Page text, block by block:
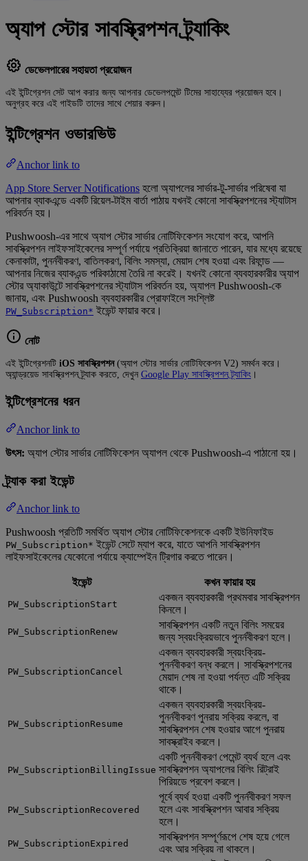
অ্যাপ স্টোর সাবস্ক্রিপশন ট্র্যাকিং
ডেভেলপারের সহায়তা প্রয়োজন
এই ইন্টিগ্রেশন সেট আপ করার জন্য আপনার ডেভেলপমেন্ট টিমের সাহায্যের প্রয়োজন হবে।
অনুগ্রহ করে এই গাইডটি তাদের সাথে শেয়ার করুন।
ইন্টিগ্রেশন ওভারভিউ
Anchor link to
App Store Server Notifications হলো অ্যাপলের সার্ভার-টু-সার্ভার পরিষেবা যা
আপনার ব্যাকএন্ডে একটি রিয়েল-টাইম বার্তা পাঠায় যখনই কোনো সাবস্ক্রিপশনের স্ট্যাটাস
পরিবর্তন হয়।
Pushwoosh-এর সাথে অ্যাপ স্টোর সার্ভার নোটিফিকেশন সংযোগ করে, আপনি
সাবস্ক্রিপশন লাইফসাইকেলের সম্পূর্ণ পর্যায়ে প্রতিক্রিয়া জানাতে পারেন, যার মধ্যে রয়েছে
কেনাকাটা, পুনর্নবীকরণ, বাতিলকরণ, বিলিং সমস্যা, মেয়াদ শেষ হওয়া এবং রিফান্ড —
আপনার নিজের ব্যাকএন্ড পরিকাঠামো তৈরি না করেই। যখনই কোনো ব্যবহারকারীর অ্যাপ
স্টোর অ্যাকাউন্টে সাবস্ক্রিপশনের স্ট্যাটাস পরিবর্তন হয়, অ্যাপল Pushwoosh-কে
জানায়, এবং Pushwoosh ব্যবহারকারীর প্রোফাইলে সংশ্লিষ্ট
PW_Subscription* ইভেন্ট ফায়ার করে।
নোট
এই ইন্টিগ্রেশনটি iOS সাবস্ক্রিপশন(অ্যাপ স্টোর সার্ভার নোটিফিকেশন V2) সমর্থন করে।
অ্যান্ড্রয়েড সাবস্ক্রিপশন ট্র্যাক করতে, দেখুন Google Play সাবস্ক্রিপশন ট্র্যাকিং ।
ইন্টিগ্রেশনের ধরন
Anchor link to
উৎস: অ্যাপ স্টোর সার্ভার নোটিফিকেশন অ্যাপল থেকে Pushwoosh-এ পাঠানো হয়।
ট্র্যাক করা ইভেন্ট
Anchor link to
Pushwoosh প্রতিটি সমর্থিত অ্যাপ স্টোর নোটিফিকেশনকে একটি ইউনিফাইড
PW_Subscription* ইভেন্ট সেটে ম্যাপ করে, যাতে আপনি সাবস্ক্রিপশন
লাইফসাইকেলের যেকোনো পর্যায়ে ক্যাম্পেইন ট্রিগার করতে পারেন।
ইভেন্ট কখন ফায়ার হয়
PW_SubscriptionStart
একজন ব্যবহারকারী প্রথমবার সাবস্ক্রিপশন
কিনলে।
PW_SubscriptionRenew
সাবস্ক্রিপশন একটি নতুন বিলিং সময়ের
জন্য স্বয়ংক্রিয়ভাবে পুনর্নবীকরণ হলে।
PW_SubscriptionCancel
একজন ব্যবহারকারী স্বয়ংক্রিয়-
পুনর্নবীকরণ বন্ধ করলে। সাবস্ক্রিপশনের
মেয়াদ শেষ না হওয়া পর্যন্ত এটি সক্রিয়
থাকে।
PW_SubscriptionResume
একজন ব্যবহারকারী স্বয়ংক্রিয়-
পুনর্নবীকরণ পুনরায় সক্রিয় করলে, বা
সাবস্ক্রিপশন শেষ হওয়ার আগে পুনরায়
সাবস্ক্রাইব করলে।
PW_SubscriptionBillingIssue
একটি পুনর্নবীকরণ পেমেন্ট ব্যর্থ হলে এবং
সাবস্ক্রিপশন অ্যাপলের বিলিং রিট্রাই
পিরিয়ডে প্রবেশ করলে।
PW_SubscriptionRecovered
পূর্বে ব্যর্থ হওয়া একটি পুনর্নবীকরণ সফল
হলে এবং সাবস্ক্রিপশন আবার সক্রিয়
হলে।
PW_SubscriptionExpired
সাবস্ক্রিপশন সম্পূর্ণরূপে শেষ হয়ে গেলে
এবং আর সক্রিয় না থাকলে।